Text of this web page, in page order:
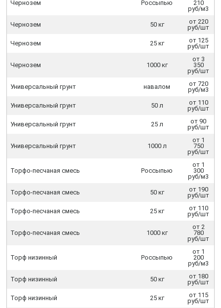
Чернозем Россыпью
210
руб/м3
Чернозем 50 кг
от 220
руб/шт
Чернозем 25 кг
от 125
руб/шт
Чернозем 1000 кг
от 3
350
руб/шт
Универсальный грунт навалом
от 720
руб/м3
Универсальный грунт 50 л
от 110
руб/шт
Универсальный грунт 25 л
от 90
руб/шт
Универсальный грунт 1000 л
от 1
750
руб/шт
Торфо-песчаная смесь Россыпью
от 1
300
руб/м3
Торфо-песчаная смесь 50 кг
от 190
руб/шт
Торфо-песчаная смесь 25 кг
от 110
руб/шт
Торфо-песчаная смесь 1000 кг
от 2
780
руб/шт
Торф низинный Россыпью
от 1
200
руб/м3
Торф низинный 50 кг
от 180
руб/шт
Торф низинный 25 кг
от 115
руб/шт